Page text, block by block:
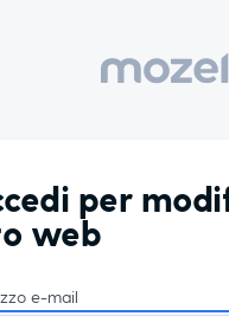
per
web
e-mail